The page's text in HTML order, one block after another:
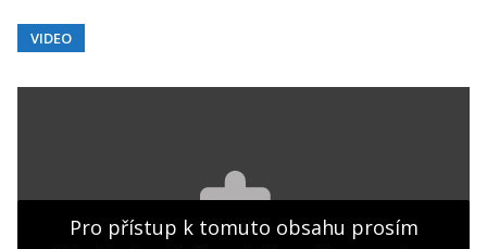
Přihlášení
Hledaná fráze Hledat
VIDEO
Pro přístup k tomuto obsahu prosím